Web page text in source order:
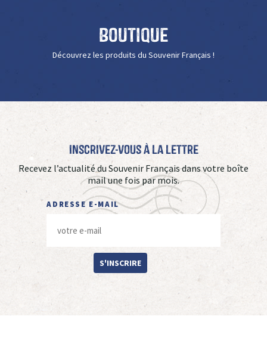
Boutique
Découvrez les produits du Souvenir Français !
Inscrivez-vous à La Lettre
Recevez l’actualité du Souvenir Français dans votre boîte
mail une fois par mois.
ADRESSE E-MAIL
S'INSCRIRE